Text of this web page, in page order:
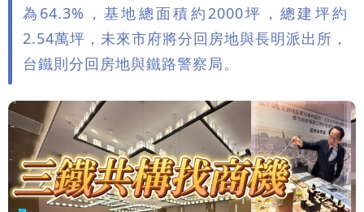
為64.3%，基地總面積約2000坪，總建坪約
2.54萬坪，未來市府將分回房地與長明派出所，
台鐵則分回房地與鐵路警察局。